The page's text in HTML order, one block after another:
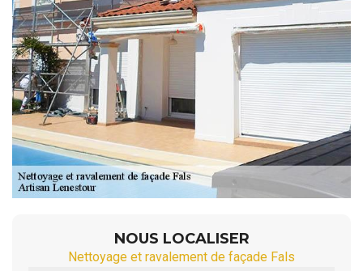
NOUS LOCALISER
Nettoyage et ravalement de façade Fals